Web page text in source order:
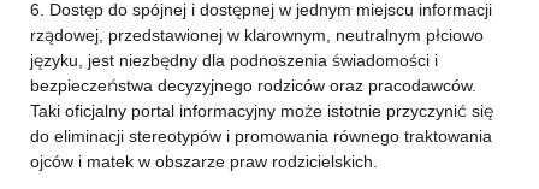
6. Dostęp do spójnej i dostępnej w jednym miejscu informacji
rządowej, przedstawionej w klarownym, neutralnym płciowo
języku, jest niezbędny dla podnoszenia świadomości i
bezpieczeństwa decyzyjnego rodziców oraz pracodawców.
Taki oficjalny portal informacyjny może istotnie przyczynić się
do eliminacji stereotypów i promowania równego traktowania
ojców i matek w obszarze praw rodzicielskich.